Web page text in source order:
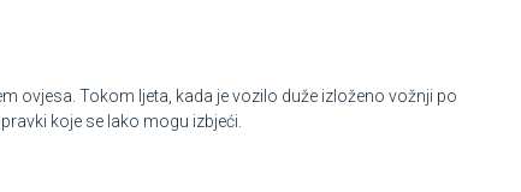
ovjesa. Tokom ljeta, kada je vozilo duže izloženo vožnji po
koje se lako mogu izbjeći.